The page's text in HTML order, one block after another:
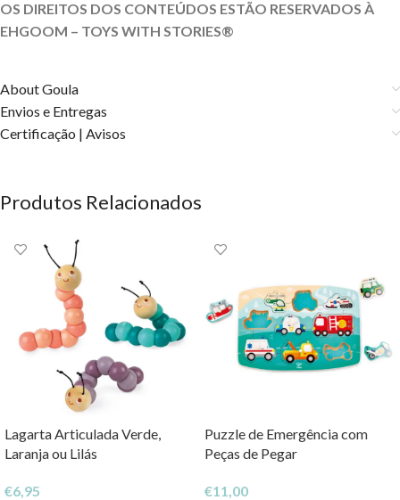
OS DIREITOS DOS CONTEÚDOS ESTÃO RESERVADOS À
EHGOOM – TOYS WITH STORIES®️
About Goula
Envios e Entregas
Certificação | Avisos
Produtos Relacionados
Lagarta Articulada Verde,
Laranja ou Lilás
€6,95
Puzzle de Emergência com
Peças de Pegar
€11,00